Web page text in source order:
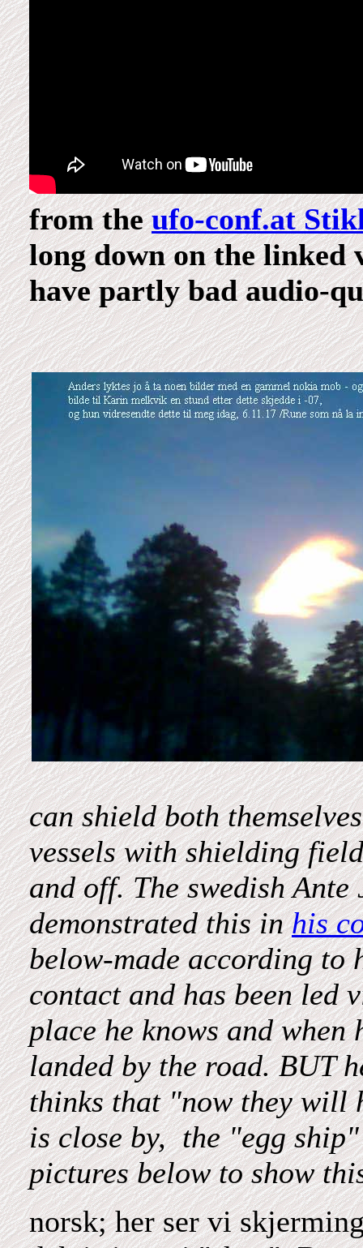
from theufo-conf.at
long down on the linked
have partly bad audio-
can shield both
vessels with shielding
and off. The swedish
demonstrated this inhis
below-made according to
contact and has been led
place he knows and when
landed by the road. BUT
thinks that "now they will
is close by, the "egg
pictures below to show
norsk; her ser vi